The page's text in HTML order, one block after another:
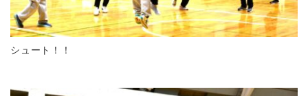
シュート！！